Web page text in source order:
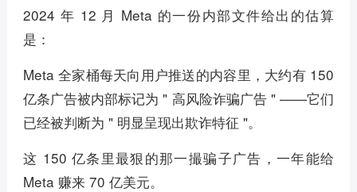
2024 年 12 月 Meta 的一份内部文件给出的估算
是：
Meta 全家桶每天向用户推送的内容里，大约有 150
亿条广告被内部标记为 " 高风险诈骗广告 " ——它们
已经被判断为 " 明显呈现出欺诈特征 "。
这 150 亿条里最狠的那一撮骗子广告，一年能给
Meta 赚来 70 亿美元。